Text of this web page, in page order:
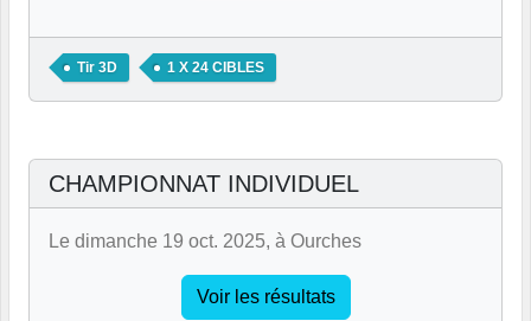
Tir 3D 1 X 24 CIBLES
CHAMPIONNAT INDIVIDUEL
Le dimanche 19 oct. 2025, à Ourches
Voir les résultats